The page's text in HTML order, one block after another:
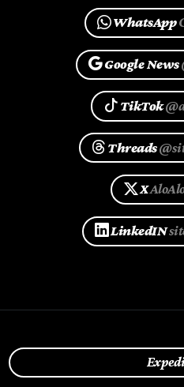
WhatsApp
Google News
TikTok
Threads
X
LinkedIN